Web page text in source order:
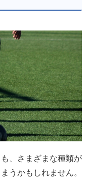
、さまざまな種類が
うかもしれません。